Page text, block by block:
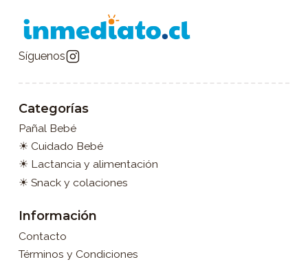
Síguenos
Categorías
Pañal Bebé
☀ Cuidado Bebé
☀ Lactancia y alimentación
☀ Snack y colaciones
Información
Contacto
Términos y Condiciones